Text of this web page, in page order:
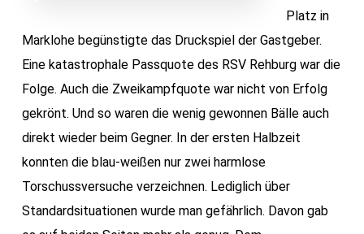
Platz in
Marklohe begünstigte das Druckspiel der Gastgeber.
Eine katastrophale Passquote des RSV Rehburg war die
Folge. Auch die Zweikampfquote war nicht von Erfolg
gekrönt. Und so waren die wenig gewonnen Bälle auch
direkt wieder beim Gegner. In der ersten Halbzeit
konnten die blau-weißen nur zwei harmlose
Torschussversuche verzeichnen. Lediglich über
Standardsituationen wurde man gefährlich. Davon gab